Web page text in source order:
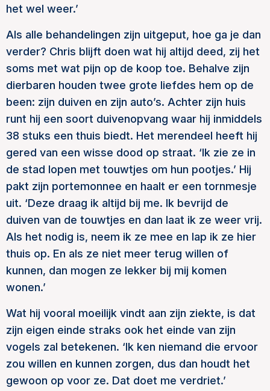
het wel weer.’
Als alle behandelingen zijn uitgeput, hoe ga je dan
verder? Chris blijft doen wat hij altijd deed, zij het
soms met wat pijn op de koop toe. Behalve zijn
dierbaren houden twee grote liefdes hem op de
been: zijn duiven en zijn auto’s. Achter zijn huis
runt hij een soort duivenopvang waar hij inmiddels
38 stuks een thuis biedt. Het merendeel heeft hij
gered van een wisse dood op straat. ‘Ik zie ze in
de stad lopen met touwtjes om hun pootjes.’ Hij
pakt zijn portemonnee en haalt er een tornmesje
uit. ‘Deze draag ik altijd bij me. Ik bevrijd de
duiven van de touwtjes en dan laat ik ze weer vrij.
Als het nodig is, neem ik ze mee en lap ik ze hier
thuis op. En als ze niet meer terug willen of
kunnen, dan mogen ze lekker bij mij komen
wonen.’
Wat hij vooral moeilijk vindt aan zijn ziekte, is dat
zijn eigen einde straks ook het einde van zijn
vogels zal betekenen. ‘Ik ken niemand die ervoor
zou willen en kunnen zorgen, dus dan houdt het
gewoon op voor ze. Dat doet me verdriet.’